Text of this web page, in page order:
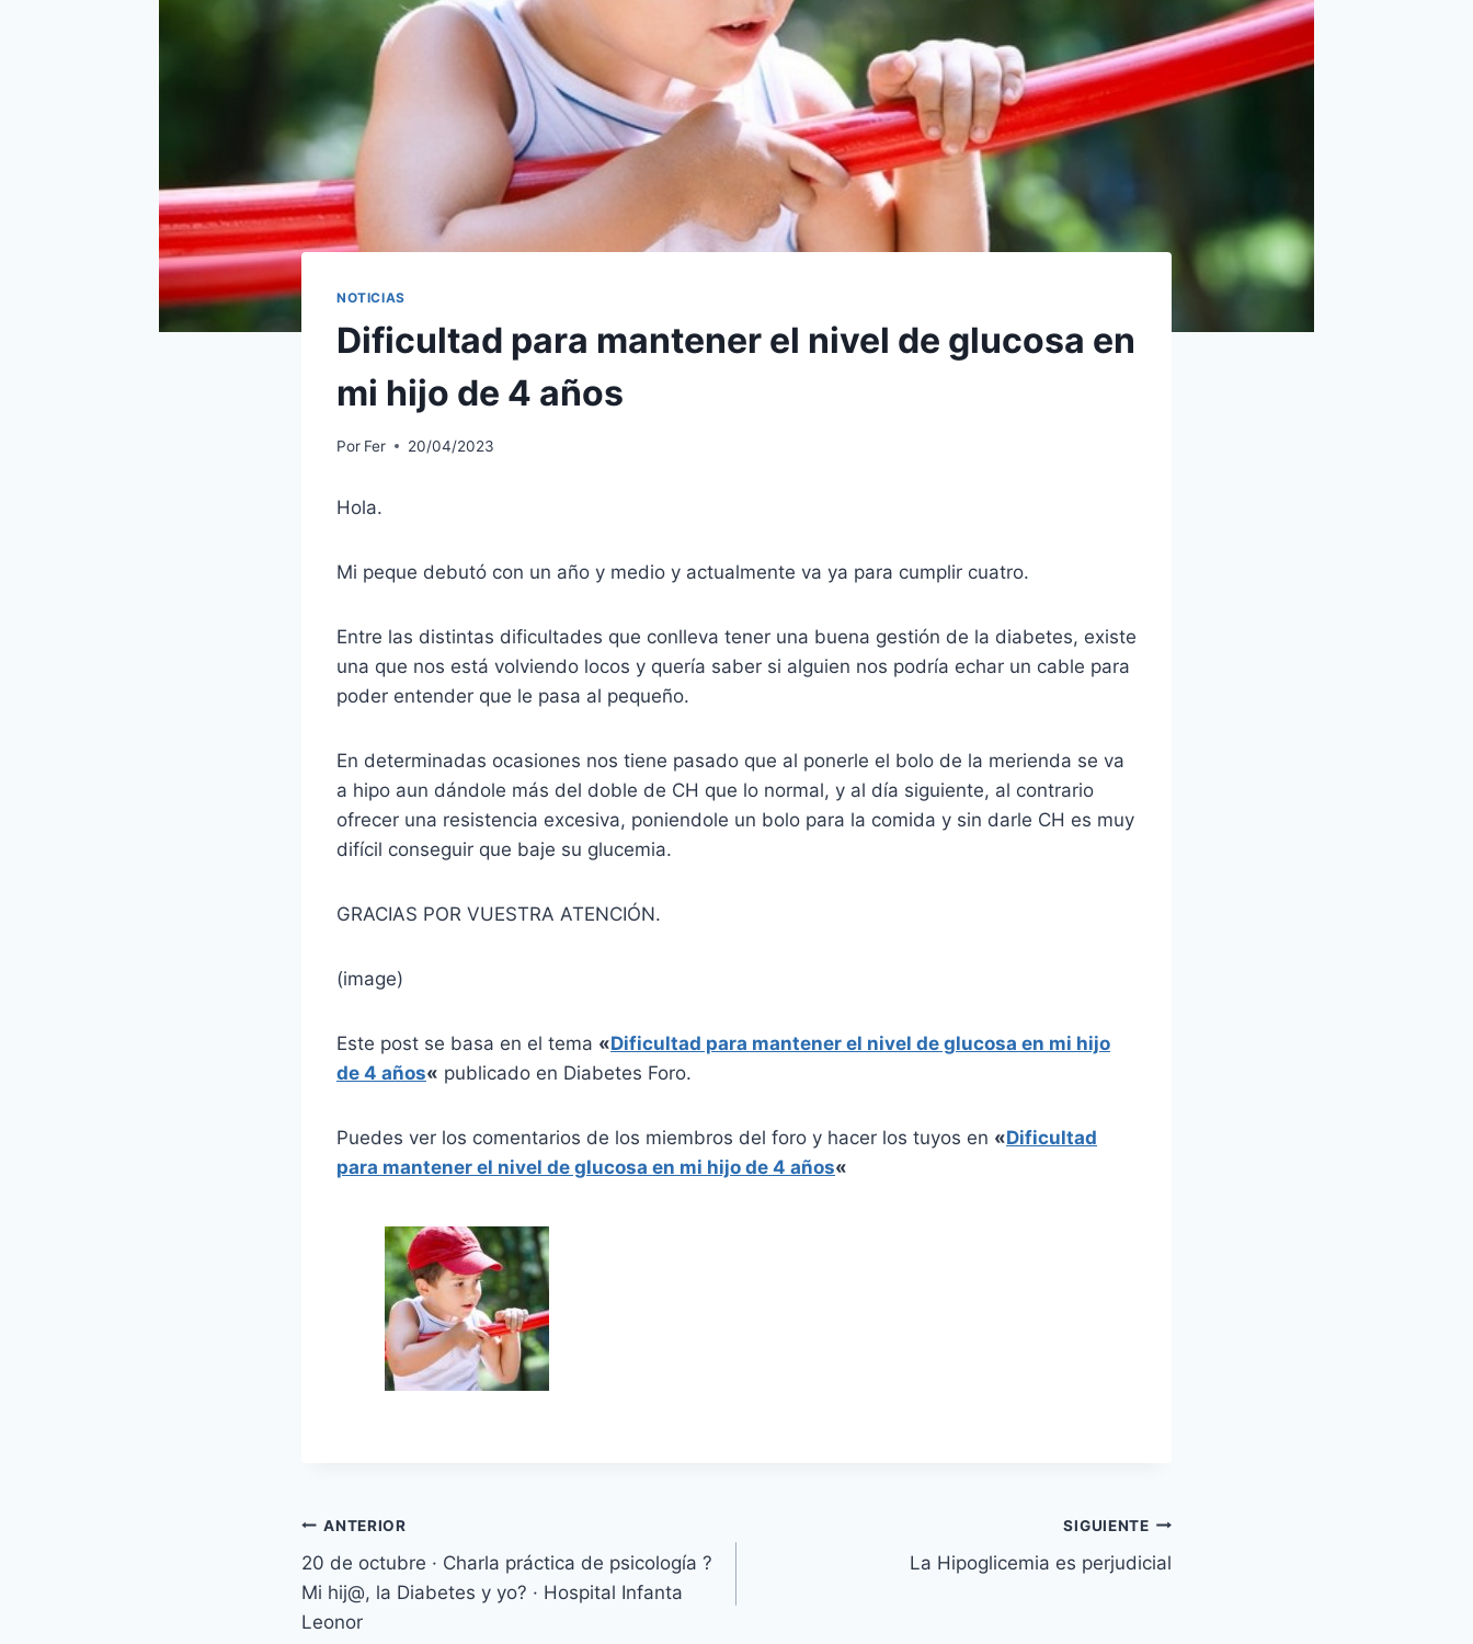
NOTICIAS
Dificultad para mantener el nivel de glucosa en
mi hijo de 4 años
Por Fer 20/04/2023
Hola.
Mi peque debutó con un año y medio y actualmente va ya para cumplir cuatro.
Entre las distintas dificultades que conlleva tener una buena gestión de la diabetes, existe
una que nos está volviendo locos y quería saber si alguien nos podría echar un cable para
poder entender que le pasa al pequeño.
En determinadas ocasiones nos tiene pasado que al ponerle el bolo de la merienda se va
a hipo aun dándole más del doble de CH que lo normal, y al día siguiente, al contrario
ofrecer una resistencia excesiva, poniendole un bolo para la comida y sin darle CH es muy
difícil conseguir que baje su glucemia.
GRACIAS POR VUESTRA ATENCIÓN.
(image)
Este post se basa en el tema «Dificultad para mantener el nivel de glucosa en mi hijo
de 4 años« publicado en Diabetes Foro.
Puedes ver los comentarios de los miembros del foro y hacer los tuyos en «Dificultad
para mantener el nivel de glucosa en mi hijo de 4 años«
Navegación
de
entradas
ANTERIOR
20 de octubre · Charla práctica de psicología ?
Mi hij@, la Diabetes y yo? · Hospital Infanta
Leonor
SIGUIENTE
La Hipoglicemia es perjudicial